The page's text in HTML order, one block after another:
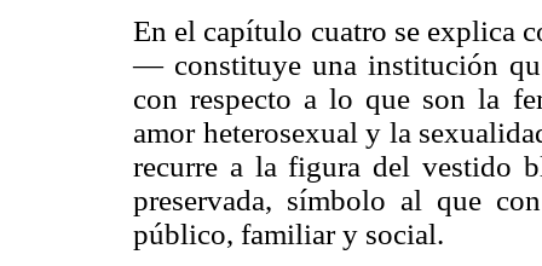
En el capítulo cuatro se explica
— constituye una institución
con respecto a lo que son la
amor heterosexual y la
recurre a la figura del vestido
preservada, símbolo al que
público, familiar y social.